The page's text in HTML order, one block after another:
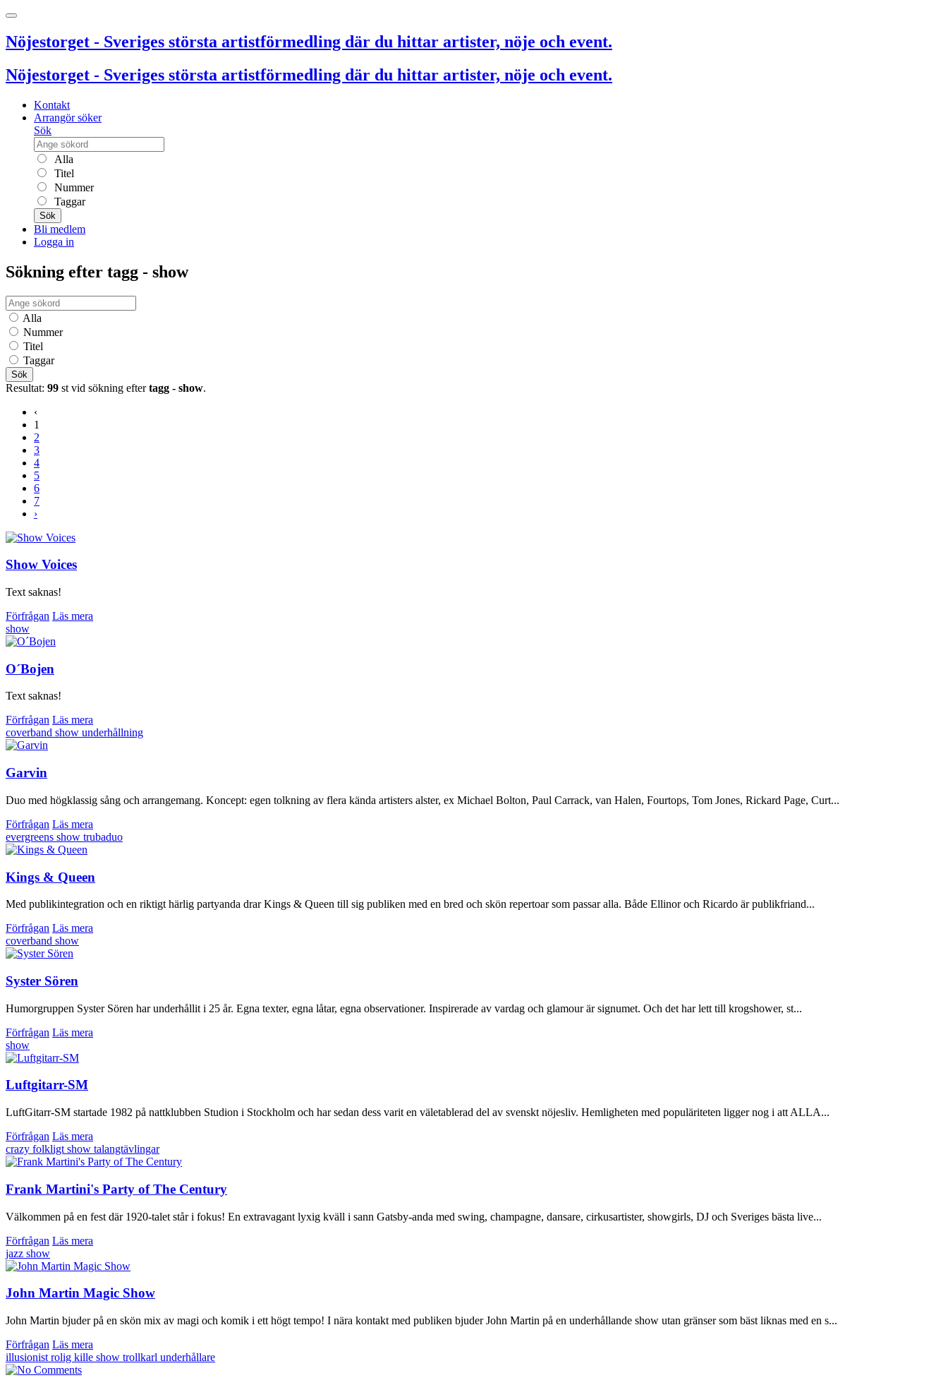
Nöjestorget - Sveriges största artistförmedling där du hittar artister, nöje och event.
Nöjestorget - Sveriges största artistförmedling där du hittar artister, nöje och event.
Kontakt
Arrangör söker
Sök
Alla
Titel
Nummer
Taggar
Sök
Bli medlem
Logga in
Sökning efter tagg - show
Alla
Nummer
Titel
Taggar
Sök
Resultat: 99 st vid sökning eftertagg - show.
‹
1
2
3
4
5
6
7
›
Show Voices
Text saknas!
Förfrågan Läs mera
show
O´Bojen
Text saknas!
Förfrågan Läs mera
coverband show underhållning
Garvin
Duo med högklassig sång och arrangemang. Koncept: egen tolkning av flera kända artisters alster, ex Michael Bolton, Paul Carrack, van Halen, Fourtops, Tom Jones, Rickard Page, Curt...
Förfrågan Läs mera
evergreens show trubaduo
Kings & Queen
Med publikintegration och en riktigt härlig partyanda drar Kings & Queen till sig publiken med en bred och skön repertoar som passar alla. Både Ellinor och Ricardo är publikfriand...
Förfrågan Läs mera
coverband show
Syster Sören
Humorgruppen Syster Sören har underhållit i 25 år. Egna texter, egna låtar, egna observationer. Inspirerade av vardag och glamour är signumet. Och det har lett till krogshower, st...
Förfrågan Läs mera
show
Luftgitarr-SM
LuftGitarr-SM startade 1982 på nattklubben Studion i Stockholm och har sedan dess varit en väletablerad del av svenskt nöjesliv. Hemligheten med populäriteten ligger nog i att ALLA...
Förfrågan Läs mera
crazy folkligt show talangtävlingar
Frank Martini's Party of The Century
Välkommen på en fest där 1920-talet står i fokus! En extravagant lyxig kväll i sann Gatsby-anda med swing, champagne, dansare, cirkusartister, showgirls, DJ och Sveriges bästa live...
Förfrågan Läs mera
jazz show
John Martin Magic Show
John Martin bjuder på en skön mix av magi och komik i ett högt tempo! I nära kontakt med publiken bjuder John Martin på en underhållande show utan gränser som bäst liknas med en s...
Förfrågan Läs mera
illusionist rolig kille show trollkarl underhållare